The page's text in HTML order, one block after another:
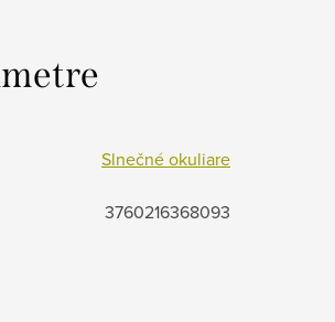
Slnečné okuliare
3760216368093